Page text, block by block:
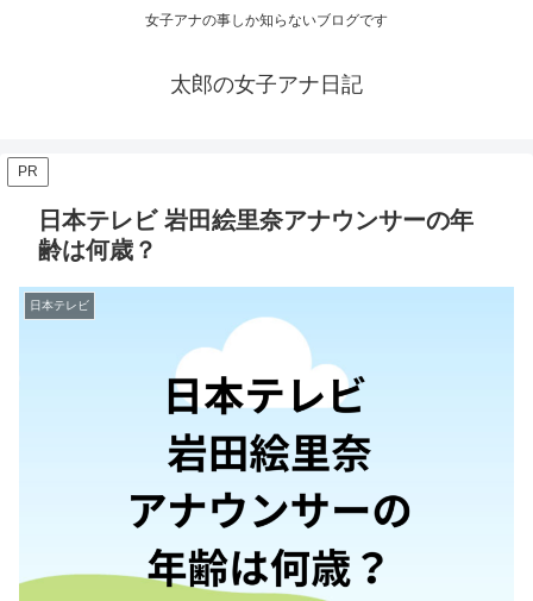
女子アナの事しか知らないブログです
太郎の女子アナ日記
PR
日本テレビ 岩田絵里奈アナウンサーの年
齢は何歳？
日本テレビ